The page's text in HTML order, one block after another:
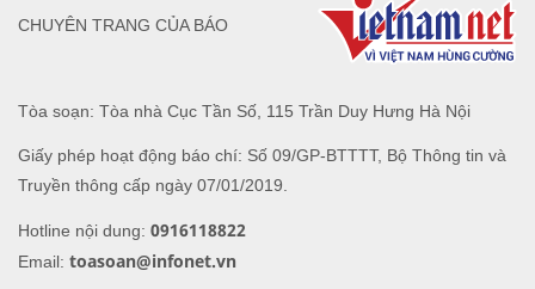
Tòa soạn: Tòa nhà Cục Tần Số, 115 Trần Duy Hưng Hà Nội
Giấy phép hoạt động báo chí: Số 09/GP-BTTTT, Bộ Thông tin và
Truyền thông cấp ngày 07/01/2019.
Hotline nội dung: 0916118822
Email: toasoan@infonet.vn
CHUYÊN TRANG CỦA BÁO